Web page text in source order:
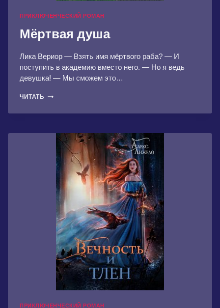
ПРИКЛЮЧЕНЧЕСКИЙ РОМАН
Мёртвая душа
Лика Вериор — Взять имя мёртвого раба? — И
поступить в академию вместо него. — Но я ведь
девушка! — Мы сможем это…
ЧИТАТЬ МЁРТВАЯ
ПРИКЛЮЧЕНЧЕСКИЙ РОМАН